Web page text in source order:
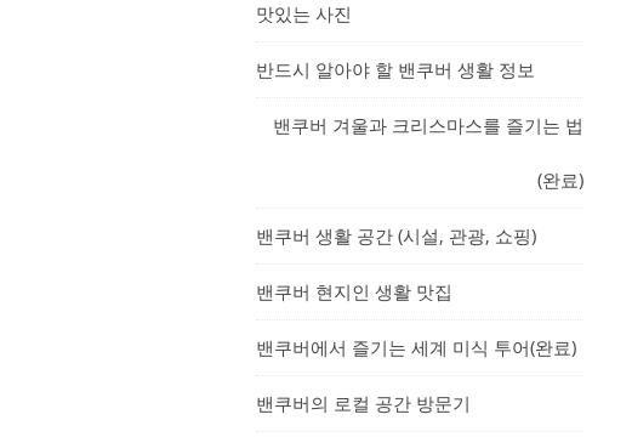
맛있는 사진
반드시 알아야 할 밴쿠버 생활 정보
밴쿠버 겨울과 크리스마스를 즐기는 법
(완료)
밴쿠버 생활 공간 (시설, 관광, 쇼핑)
밴쿠버 현지인 생활 맛집
밴쿠버에서 즐기는 세계 미식 투어(완료)
밴쿠버의 로컬 공간 방문기